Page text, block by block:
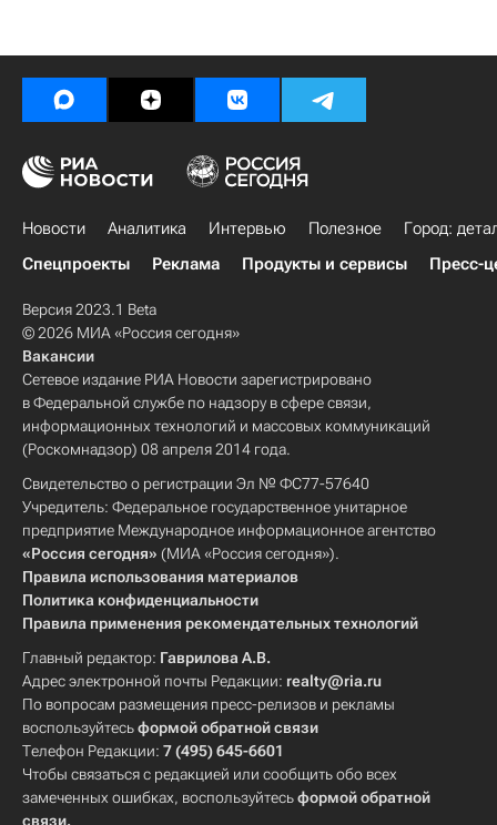
Новости Аналитика Интервью Полезное
Город:
Спецпроекты
Реклама Продукты и сервисы Пресс-
Версия 2023.1 Beta
© 2026 МИА «Россия сегодня»
Вакансии
Сетевое издание РИА Новости зарегистрировано
в Федеральной службе по надзору в сфере связи,
информационных технологий и массовых коммуникаций
(Роскомнадзор) 08 апреля 2014 года.
Свидетельство о регистрации Эл № ФС77-57640
Учредитель: Федеральное государственное унитарное
предприятие Международное информационное агентство
«Россия сегодня» (МИА «Россия сегодня»).
Правила использования материалов
Политика конфиденциальности
Правила применения рекомендательных технологий
Главный редактор: Гаврилова А.В.
Адрес электронной почты Редакции: realty@ria.ru
По вопросам размещения пресс-релизов и рекламы
воспользуйтесьформой обратной связи
Телефон Редакции: 7 (495) 645-6601
Чтобы связаться с редакцией или сообщить обо всех
замеченных ошибках, воспользуйтесьформой обратной
связи.